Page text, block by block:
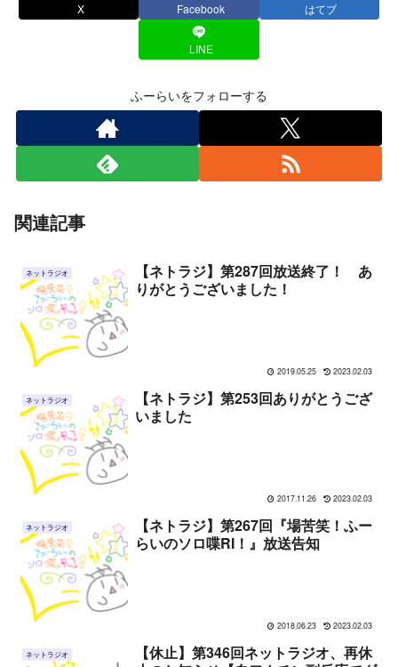
X Facebook はてブ
LINE
ふーらいをフォローする
関連記事
ネットラジオ
【ネトラジ】第287回放送終了！ あ
りがとうございました！
2019.05.25 2023.02.03
ネットラジオ
【ネトラジ】第253回ありがとうござ
いました
2017.11.26 2023.02.03
ネットラジオ
【ネトラジ】第267回『場苦笑！ふー
らいのソロ喋RI！』放送告知
2018.06.23 2023.02.03
ネットラジオ
【休止】第346回ネットラジオ、再休